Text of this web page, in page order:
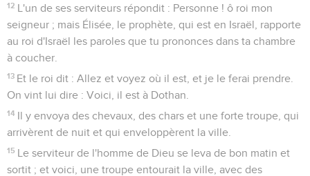
12 L'un de ses serviteurs répondit : Personne ! ô roi mon
seigneur ; mais Élisée, le prophète, qui est en Israël, rapporte
au roi d'Israël les paroles que tu prononces dans ta chambre
à coucher.
13 Et le roi dit : Allez et voyez où il est, et je le ferai prendre.
On vint lui dire : Voici, il est à Dothan.
14 Il y envoya des chevaux, des chars et une forte troupe, qui
arrivèrent de nuit et qui enveloppèrent la ville.
15 Le serviteur de l'homme de Dieu se leva de bon matin et
sortit ; et voici, une troupe entourait la ville, avec des